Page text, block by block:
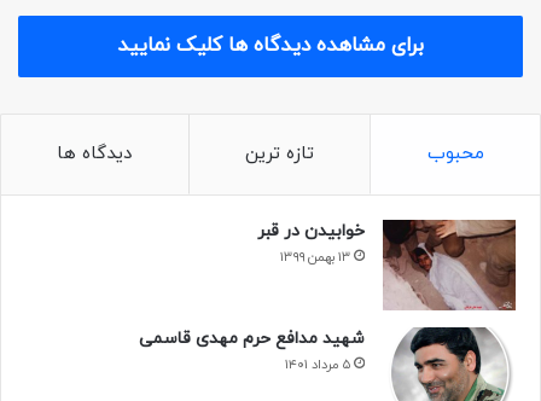
برای مشاهده دیدگاه ها کلیک نمایید
محبوب تازه ترین دیدگاه ها
خوابیدن در قبر
۱۳ بهمن ۱۳۹۹
شهید مدافع حرم مهدی قاسمی
۵ مرداد ۱۴۰۱